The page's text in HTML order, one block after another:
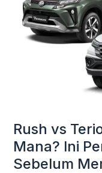
Rush vs
Mana? Ini
Sebelum
Pilih
Membeli
SUV
Keluarga